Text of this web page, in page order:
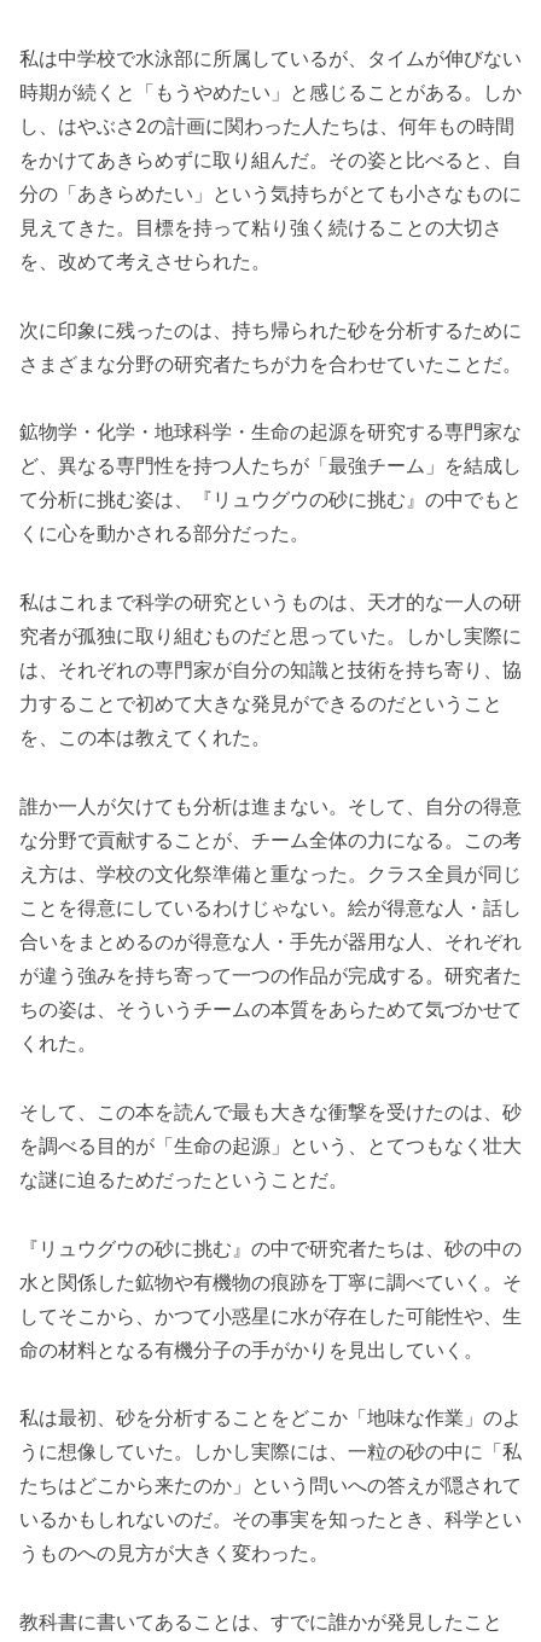
私は中学校で水泳部に所属しているが、タイムが伸びない
時期が続くと「もうやめたい」と感じることがある。しか
し、はやぶさ2の計画に関わった人たちは、何年もの時間
をかけてあきらめずに取り組んだ。その姿と比べると、自
分の「あきらめたい」という気持ちがとても小さなものに
見えてきた。目標を持って粘り強く続けることの大切さ
を、改めて考えさせられた。
次に印象に残ったのは、持ち帰られた砂を分析するために
さまざまな分野の研究者たちが力を合わせていたことだ。
鉱物学・化学・地球科学・生命の起源を研究する専門家な
ど、異なる専門性を持つ人たちが「最強チーム」を結成し
て分析に挑む姿は、『リュウグウの砂に挑む』の中でもと
くに心を動かされる部分だった。
私はこれまで科学の研究というものは、天才的な一人の研
究者が孤独に取り組むものだと思っていた。しかし実際に
は、それぞれの専門家が自分の知識と技術を持ち寄り、協
力することで初めて大きな発見ができるのだということ
を、この本は教えてくれた。
誰か一人が欠けても分析は進まない。そして、自分の得意
な分野で貢献することが、チーム全体の力になる。この考
え方は、学校の文化祭準備と重なった。クラス全員が同じ
ことを得意にしているわけじゃない。絵が得意な人・話し
合いをまとめるのが得意な人・手先が器用な人、それぞれ
が違う強みを持ち寄って一つの作品が完成する。研究者た
ちの姿は、そういうチームの本質をあらためて気づかせて
くれた。
そして、この本を読んで最も大きな衝撃を受けたのは、砂
を調べる目的が「生命の起源」という、とてつもなく壮大
な謎に迫るためだったということだ。
『リュウグウの砂に挑む』の中で研究者たちは、砂の中の
水と関係した鉱物や有機物の痕跡を丁寧に調べていく。そ
してそこから、かつて小惑星に水が存在した可能性や、生
命の材料となる有機分子の手がかりを見出していく。
私は最初、砂を分析することをどこか「地味な作業」のよ
うに想像していた。しかし実際には、一粒の砂の中に「私
たちはどこから来たのか」という問いへの答えが隠されて
いるかもしれないのだ。その事実を知ったとき、科学とい
うものへの見方が大きく変わった。
教科書に書いてあることは、すでに誰かが発見したこと